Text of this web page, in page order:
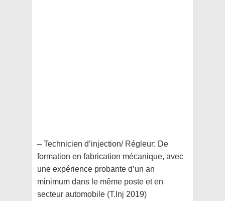
– Technicien d’injection/ Régleur: De
formation en fabrication mécanique, avec
une expérience probante d’un an
minimum dans le même poste et en
secteur automobile (T.Inj 2019)